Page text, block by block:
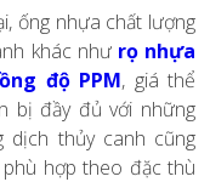
ống nhựa chất lượng
khác như rọ nhựa
độ PPM, giá thể
bị đầy đủ với những
dịch thủy canh cũng
hợp theo đặc thù